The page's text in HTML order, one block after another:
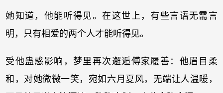
她知道，他能听得见。在这世上，有些言语无需言
明，只有相爱的两个人才能听得见。
受他蛊惑影响，梦里再次邂逅傅家履善：他眉目柔
和，对她微微一笑，宛如六月夏风，无端让人温暖，